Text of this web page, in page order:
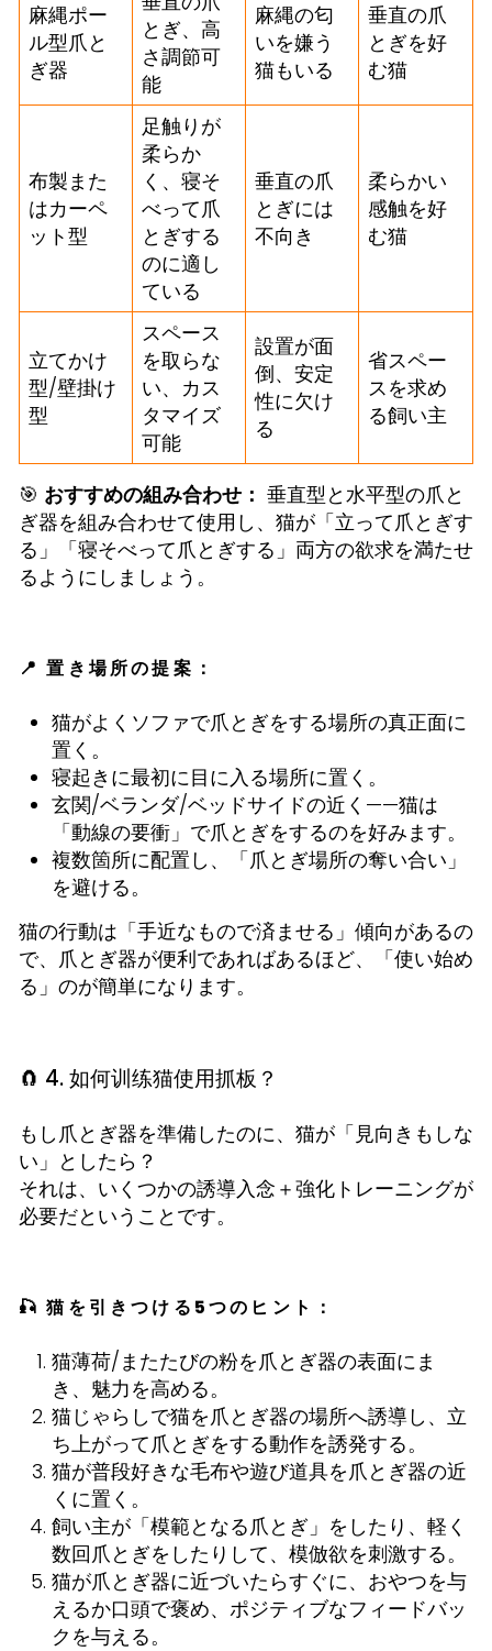
麻縄ポー
ル型爪と
ぎ器
とぎ、高
さ調節可
能
麻縄の匂
いを嫌う
猫もいる
垂直の爪
とぎを好
む猫
布製また
はカーペ
ット型
足触りが
柔らか
く、寝そ
べって爪
とぎする
のに適し
ている
垂直の爪
とぎには
不向き
柔らかい
感触を好
む猫
立てかけ
型/壁掛け
型
スペース
を取らな
い、カス
タマイズ
可能
設置が面
倒、安定
性に欠け
る
省スペー
スを求め
る飼い主
🎯 おすすめの組み合わせ： 垂直型と水平型の爪と
ぎ器を組み合わせて使用し、猫が「立って爪とぎす
る」「寝そべって爪とぎする」両方の欲求を満たせ
るようにしましょう。
📍 置き場所の提案：
猫がよくソファで爪とぎをする場所の真正面に
置く。
寝起きに最初に目に入る場所に置く。
玄関/ベランダ/ベッドサイドの近く——猫は
「動線の要衝」で爪とぎをするのを好みます。
複数箇所に配置し、「爪とぎ場所の奪い合い」
を避ける。
猫の行動は「手近なもので済ませる」傾向があるの
で、爪とぎ器が便利であればあるほど、「使い始め
る」のが簡単になります。
🧲 4. 如何训练猫使用抓板？
もし爪とぎ器を準備したのに、猫が「見向きもしな
い」としたら？
それは、いくつかの誘導入念＋強化トレーニングが
必要だということです。
🎣 猫を引きつける5つのヒント：
猫薄荷/またたびの粉を爪とぎ器の表面にま
き、魅力を高める。
猫じゃらしで猫を爪とぎ器の場所へ誘導し、立
ち上がって爪とぎをする動作を誘発する。
猫が普段好きな毛布や遊び道具を爪とぎ器の近
くに置く。
飼い主が「模範となる爪とぎ」をしたり、軽く
数回爪とぎをしたりして、模倣欲を刺激する。
猫が爪とぎ器に近づいたらすぐに、おやつを与
えるか口頭で褒め、ポジティブなフィードバッ
クを与える。